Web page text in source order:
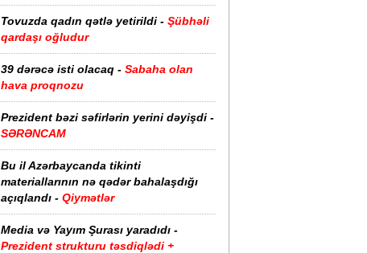
Tovuzda qadın qətlə yetirildi - Şübhəli
qardaşı oğludur
39 dərəcə isti olacaq - Sabaha olan
hava proqnozu
Prezident bəzi səfirlərin yerini dəyişdi -
SƏRƏNCAM
Bu il Azərbaycanda tikinti
materiallarının nə qədər bahalaşdığı
açıqlandı - Qiymətlər
Media və Yayım Şurası yaradıdı -
Prezident strukturu təsdiqlədi +